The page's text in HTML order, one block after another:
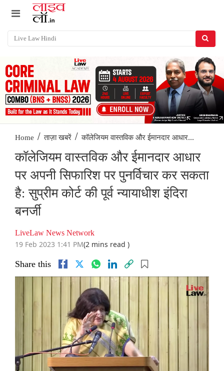
Home / ताज़ा खबरें / कॉलेजियम वास्तविक और ईमानदार आधार...
कॉलेजियम वास्तविक और ईमानदार आधार
पर अपनी सिफारिश पर पुनर्विचार कर सकता
है: सुप्रीम कोर्ट की पूर्व न्यायाधीश इंदिरा
बनर्जी
LiveLaw News Network
19 Feb 2023 1:41 PM(2 mins read )
Share this